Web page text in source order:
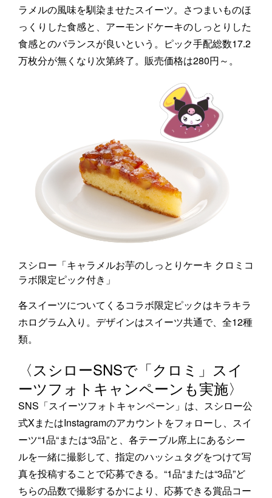
ラメルの風味を馴染ませたスイーツ。さつまいものほ
っくりした食感と、アーモンドケーキのしっとりした
食感とのバランスが良いという。ピック手配総数17.2
万枚分が無くなり次第終了。販売価格は280円～。
スシロー「キャラメルお芋のしっとりケーキ クロミコ
ラボ限定ピック付き」
各スイーツについてくるコラボ限定ピックはキラキラ
ホログラム入り。デザインはスイーツ共通で、全12種
類。
〈スシローSNSで「クロミ」スイ
ーツフォトキャンペーンも実施〉
SNS「スイーツフォトキャンペーン」は、スシロー公
式XまたはInstagramのアカウントをフォローし、スイ
ーツ“1品“または“3品”と、各テーブル席上にあるシー
ルを一緒に撮影して、指定のハッシュタグをつけて写
真を投稿することで応募できる。“1品“または“3品”ど
ちらの品数で撮影するかにより、応募できる賞品コー